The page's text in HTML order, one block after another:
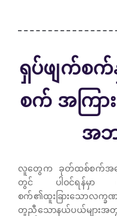
ရှပ်ဖျက်စ
စက် အကြား
အဘ
လူတွေက ခုတ်ထစ်စက်အကြ
တွင် ပါဝင်ရန်မှာ
စက်၏ထူးခြားသောလက္ခ
တူညီသောနယ်ပယ်များအ